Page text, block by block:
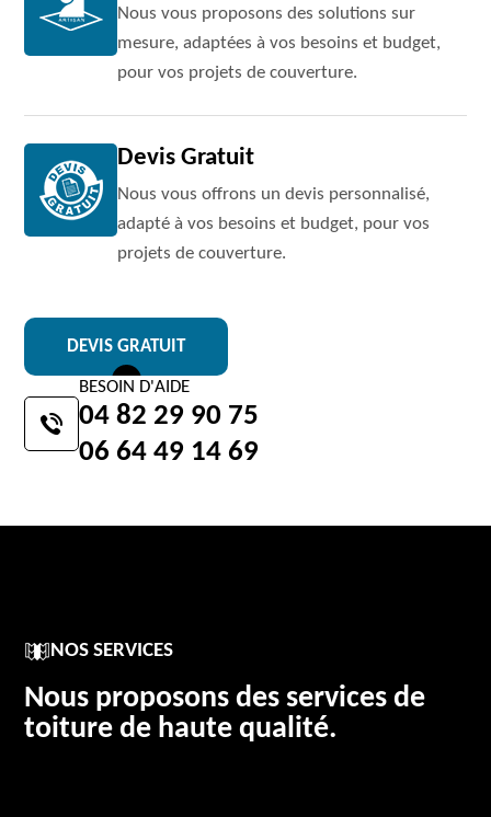
Nous vous proposons des solutions sur
mesure, adaptées à vos besoins et budget,
pour vos projets de couverture.
Devis Gratuit
Nous vous offrons un devis personnalisé,
adapté à vos besoins et budget, pour vos
projets de couverture.
DEVIS GRATUIT
BESOIN D'AIDE
04 82 29 90 75
06 64 49 14 69
NOS SERVICES
Nous proposons des services de
toiture de haute qualité.